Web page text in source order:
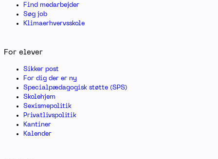
Find medarbejder
Søg job
Klimaerhvervsskole
For elever
Sikker post
For dig der er ny
Specialpædagogisk støtte (SPS)
Skolehjem
Sexismepolitik
Privatlivspolitik
Kantiner
Kalender